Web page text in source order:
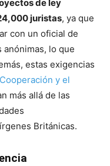
de ley
juristas, ya que
con un oficial de
anónimas, lo que
estas exigencias
y el
más allá de las
Británicas.